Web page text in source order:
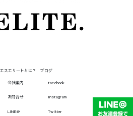
エスエリートとは？
会社案内
お問合せ
LINE@
ブログ
facebook
Instagram
Twitter